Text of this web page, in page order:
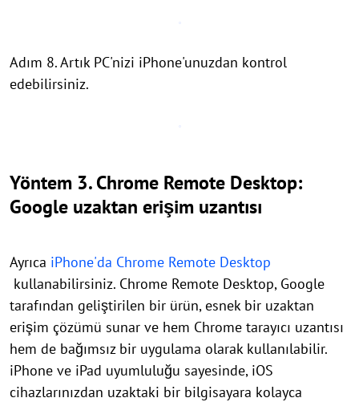
Adım 8. Artık PC'nizi iPhone'unuzdan kontrol
edebilirsiniz.
Yöntem 3. Chrome Remote Desktop:
Google uzaktan erişim uzantısı
Ayrıca iPhone'da Chrome Remote Desktop
kullanabilirsiniz. Chrome Remote Desktop, Google
tarafından geliştirilen bir ürün, esnek bir uzaktan
erişim çözümü sunar ve hem Chrome tarayıcı uzantısı
hem de bağımsız bir uygulama olarak kullanılabilir.
iPhone ve iPad uyumluluğu sayesinde, iOS
cihazlarınızdan uzaktaki bir bilgisayara kolayca